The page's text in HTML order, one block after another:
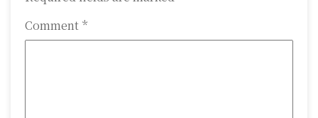
i
Comment *